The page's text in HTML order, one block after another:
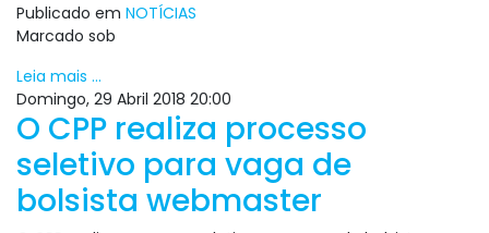
Publicado em NOTÍCIAS
Marcado sob
Leia mais ...
Domingo, 29 Abril 2018 20:00
O CPP realiza processo
seletivo para vaga de
bolsista webmaster